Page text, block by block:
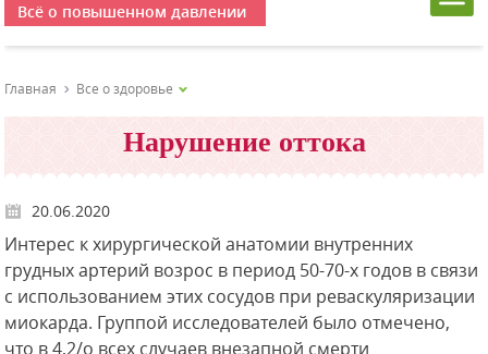
Всё о повышенном давлении
Главная Все о здоровье
Нарушение оттока
20.06.2020
Интерес к хирургической анатомии внутренних
грудных артерий возрос в период 50-70-х годов в связи
с использованием этих сосудов при реваскуляризации
миокарда. Группой исследователей было отмечено,
что в 4,2/о всех случаев внезапной смерти